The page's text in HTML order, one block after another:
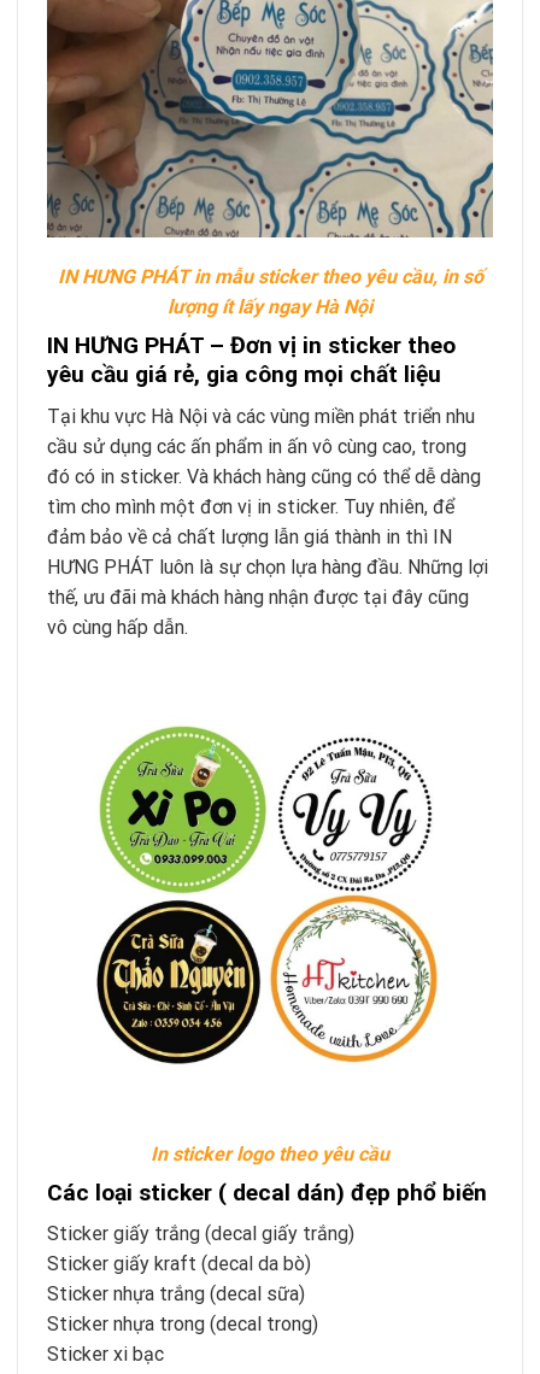
IN HƯNG PHÁT in mẫu sticker theo yêu cầu, in số
lượng ít lấy ngay Hà Nội
IN HƯNG PHÁT – Đơn vị in sticker theo
yêu cầu giá rẻ, gia công mọi chất liệu
Tại khu vực Hà Nội và các vùng miền phát triển nhu
cầu sử dụng các ấn phẩm in ấn vô cùng cao, trong
đó có in sticker. Và khách hàng cũng có thể dễ dàng
tìm cho mình một đơn vị in sticker. Tuy nhiên, để
đảm bảo về cả chất lượng lẫn giá thành in thì IN
HƯNG PHÁT luôn là sự chọn lựa hàng đầu. Những lợi
thế, ưu đãi mà khách hàng nhận được tại đây cũng
vô cùng hấp dẫn.
In sticker logo theo yêu cầu
Các loại sticker ( decal dán) đẹp phổ biến
Sticker giấy trắng (decal giấy trắng)
Sticker giấy kraft (decal da bò)
Sticker nhựa trắng (decal sữa)
Sticker nhựa trong (decal trong)
Sticker xi bạc